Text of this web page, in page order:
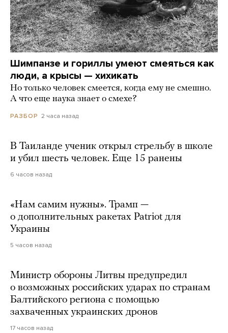
Шимпанзе и гориллы умеют смеяться как
люди, а крысы — хихикать
Но только человек смеется, когда ему не смешно.
А что еще наука знает о смехе?
РАЗБОР 2 часа назад
В Таиланде ученик открыл стрельбу в школе
и убил шесть человек. Еще 15 ранены
6 часов назад
«Нам самим нужны». Трамп —
о дополнительных ракетах Patriot для
Украины
5 часов назад
Министр обороны Литвы предупредил
о возможных российских ударах по странам
Балтийского региона с помощью
захваченных украинских дронов
17 часов назад